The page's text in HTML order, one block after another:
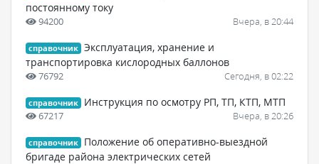
постоянному току
94200 Вчера, в 20:44
справочник Эксплуатация, хранение и
транспортировка кислородных баллонов
76792 Сегодня, в 02:22
справочник Инструкция по осмотру РП, ТП, КТП, МТП
67217 Вчера, в 20:26
справочник
Положение об оперативно-выездной
бригаде района электрических сетей